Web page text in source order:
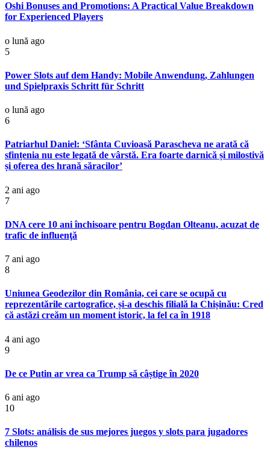
Oshi Bonuses and Promotions: A Practical Value Breakdown
for Experienced Players
o lună ago
5
Power Slots auf dem Handy: Mobile Anwendung, Zahlungen
und Spielpraxis Schritt für Schritt
o lună ago
6
Patriarhul Daniel: ‘Sfânta Cuvioasă Parascheva ne arată că
sfințenia nu este legată de vârstă. Era foarte darnică și milostivă
și oferea des hrană săracilor’
2 ani ago
7
DNA cere 10 ani închisoare pentru Bogdan Olteanu, acuzat de
trafic de influenţă
7 ani ago
8
Uniunea Geodezilor din România, cei care se ocupă cu
reprezentările cartografice, și-a deschis filială la Chișinău: Cred
că astăzi creăm un moment istoric, la fel ca în 1918
4 ani ago
9
De ce Putin ar vrea ca Trump să câștige în 2020
6 ani ago
10
7 Slots: análisis de sus mejores juegos y slots para jugadores
chilenos